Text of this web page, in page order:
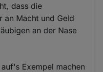
dass die
an Macht und Geld
an der Nase
Exempel machen